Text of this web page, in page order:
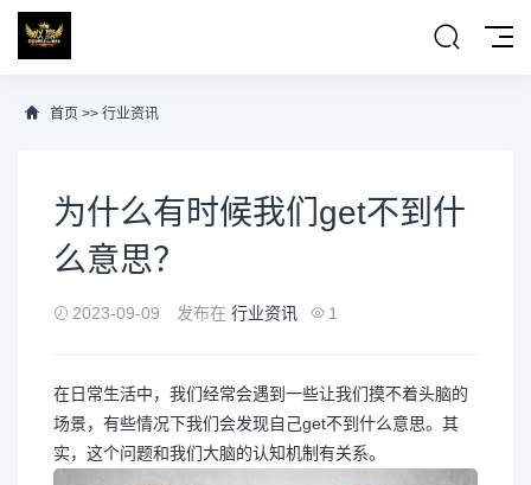
首页 >> 行业资讯
为什么有时候我们get不到什
么意思？
2023-09-09 发布在 行业资讯 1
在日常生活中，我们经常会遇到一些让我们摸不着头脑的
场景，有些情况下我们会发现自己get不到什么意思。其
实，这个问题和我们大脑的认知机制有关系。